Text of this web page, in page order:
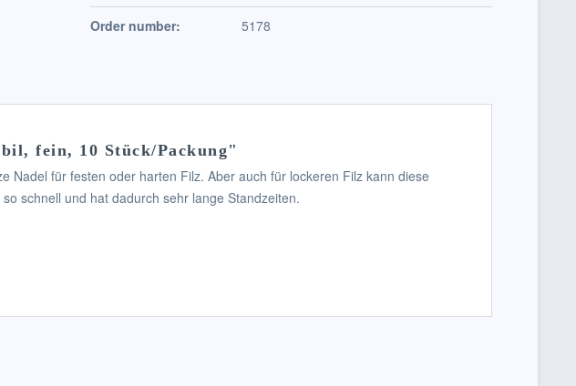
Order number: 5178
fein, 10 Stück/Packung"
Nadel für festen oder harten Filz. Aber auch für lockeren Filz kann diese
schnell und hat dadurch sehr lange Standzeiten.